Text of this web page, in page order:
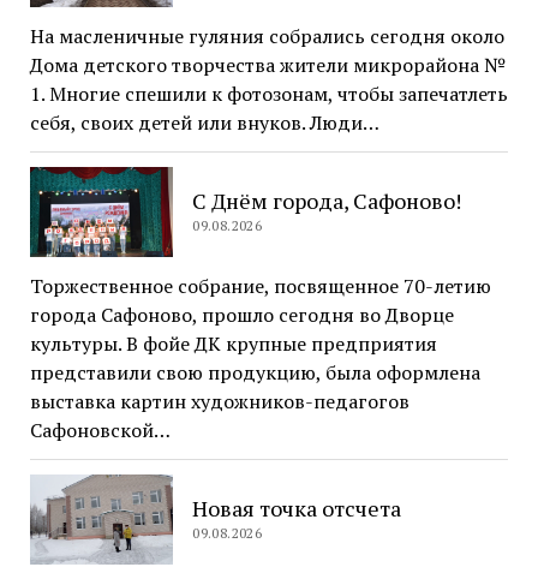
На масленичные гуляния собрались сегодня около
Дома детского творчества жители микрорайона №
1. Многие спешили к фотозонам, чтобы запечатлеть
себя, своих детей или внуков. Люди…
С Днём города, Сафоново!
09.08.2026
Торжественное собрание, посвященное 70-летию
города Сафоново, прошло сегодня во Дворце
культуры. В фойе ДК крупные предприятия
представили свою продукцию, была оформлена
выставка картин художников-педагогов
Сафоновской…
Новая точка отсчета
09.08.2026